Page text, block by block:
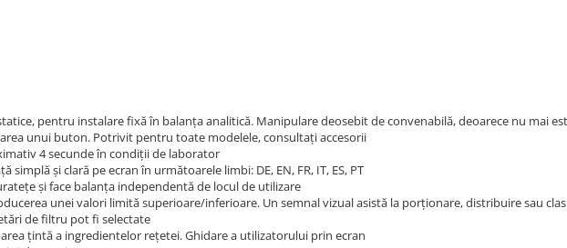
pentru instalare fixă în balanța analitică. Manipulare deosebit de convenabilă, deoarece nu mai
unui buton. Potrivit pentru toate modelele, consultați accesorii
4 secunde în condiții de laborator
și clară pe ecran în următoarele limbi: DE, EN, FR, IT, ES, PT
și face balanța independentă de locul de utilizare
unei valori limită superioare/inferioare. Un semnal vizual asistă la porționare, distribuire sau
de filtru pot fi selectate
țintă a ingredientelor rețetei. Ghidare a utilizatorului prin ecran